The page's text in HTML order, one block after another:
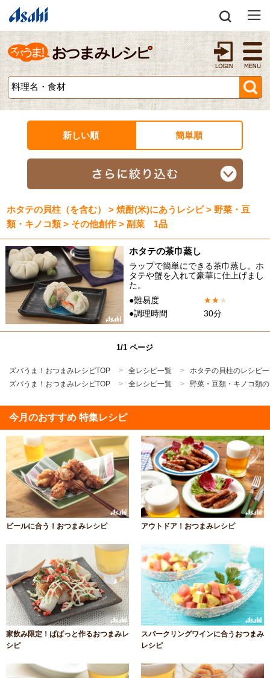
新しい順 簡単順
ホタテの貝柱（を含む） > 焼酎(米)にあうレシピ > 野菜・豆
類・キノコ類 > その他創作 > 副菜 1品
ホタテの茶巾蒸し
ラップで簡単にできる茶巾蒸し。ホ
タテや蟹を入れて豪華に仕上げまし
た。
●難易度
★★★
●調理時間
30分
1/1 ページ
ズバうま！おつまみレシピTOP 全レシピ一覧
ホタテの貝柱のレシピ
ズバうま！おつまみレシピTOP
全レシピ一覧 野菜・豆類・キノコ類
今月のおすすめ 特集レシピ
ビールに合う！おつまみレシピ アウトドア！おつまみレシピ
家飲み限定！ぱぱっと作るおつまみレ
シピ
スパークリングワインに合うおつまみ
レシピ